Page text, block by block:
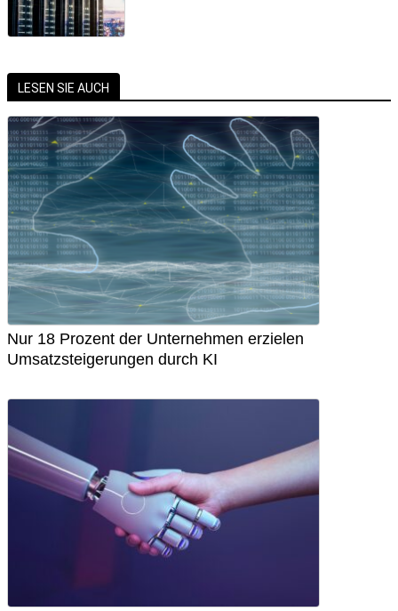
LESEN SIE AUCH
Nur 18 Prozent der Unternehmen erzielen
Umsatzsteigerungen durch KI